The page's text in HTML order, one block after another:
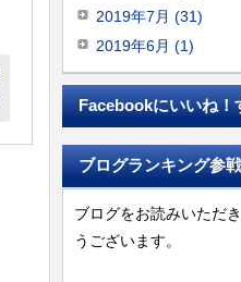
2019年7月 (31)
2019年6月 (1)
Facebookにいいね！
ブログランキング参戦
ブログをお読みいただ
うございます。